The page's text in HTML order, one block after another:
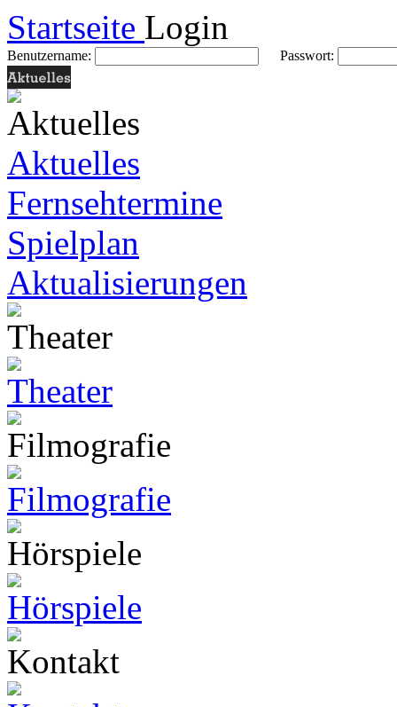
Startseite Login
Benutzername: Passwort:
Aktuelles
Fernsehtermine
Spielplan
Aktualisierungen